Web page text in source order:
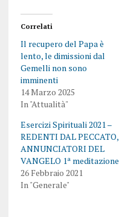
Correlati
Il recupero del Papa è
lento, le dimissioni dal
Gemelli non sono
imminenti
14 Marzo 2025
In "Attualità"
Esercizi Spirituali 2021 –
REDENTI DAL PECCATO,
ANNUNCIATORI DEL
VANGELO 1ª meditazione
26 Febbraio 2021
In "Generale"